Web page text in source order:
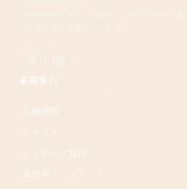
来館案内
入館情報
アクセス
よくあるご質問
奉行所リーフレット